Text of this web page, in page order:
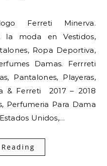
moda en Vestidos,
Ropa Deportiva,
Damas. Ferrreti
Pantalones, Playeras,
& Ferreti 2017 – 2018
Perfumeria Para Dama
Unidos,…